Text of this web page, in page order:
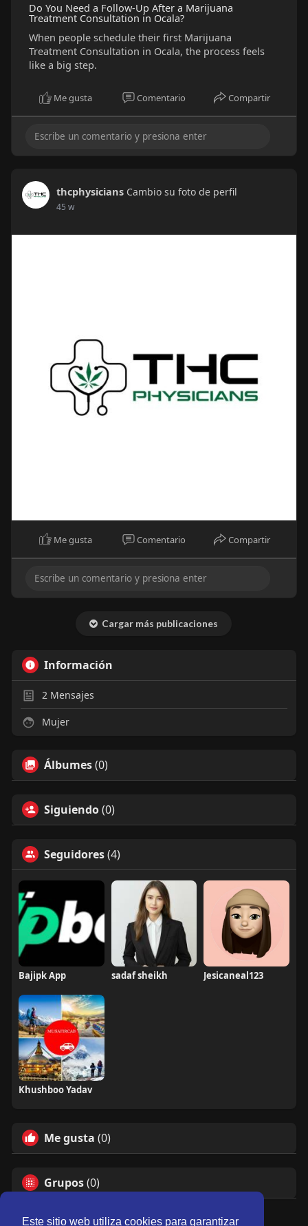
Este sitio web utiliza cookies para garantizar
Do You Need a Follow-Up After a Marijuana
Treatment Consultation in Ocala?
When people schedule their first Marijuana
Treatment Consultation in Ocala, the process feels
like a big step.
Me gusta Comentario Compartir
thcphysicians Cambio su foto de perfil
45 w
Me gusta Comentario Compartir
Cargar más publicaciones
Información
2Mensajes
Mujer
Álbumes(0)
Siguiendo(0)
Seguidores(4)
Bajipk App sadaf sheikh Jesicaneal123
Khushboo Yadav
Me gusta (0)
Grupos(0)